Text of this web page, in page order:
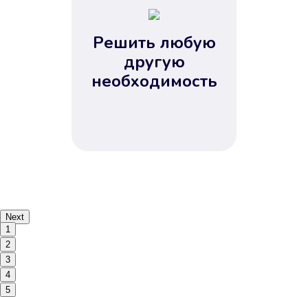
Решить любую
другую
необходимость
Next
1
2
3
4
5